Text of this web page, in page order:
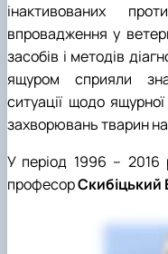
інактивованих
впровадження у
засобів і методів
ящуром сприяли
ситуації щодо
захворювань тварин
У період 1996 – 2016
професорСкибіцький